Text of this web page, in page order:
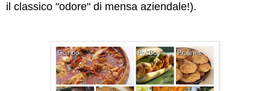
il classico "odore" di mensa aziendale!).